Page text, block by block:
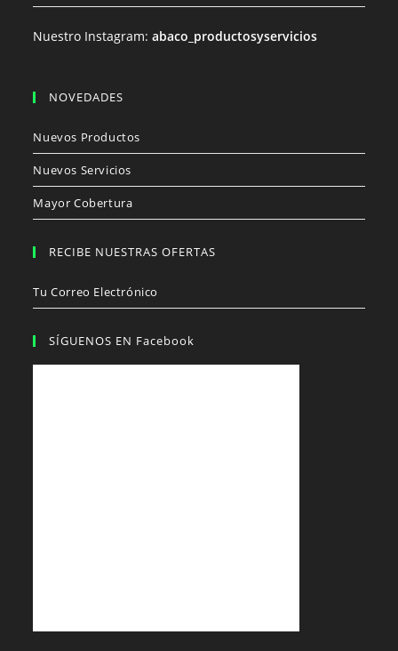
Nuestro Instagram:abaco_productosyservicios
NOVEDADES
Nuevos Productos
Nuevos Servicios
Mayor Cobertura
RECIBE NUESTRAS OFERTAS
Tu Correo Electrónico
SÍGUENOS EN Facebook